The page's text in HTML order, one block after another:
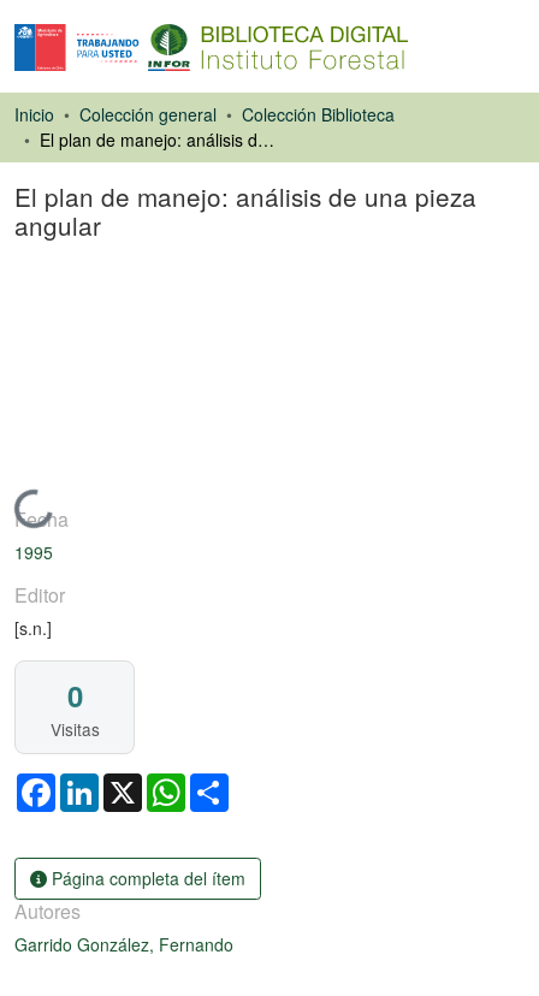
Inicio Colección general
Colección Biblioteca
El plan de manejo: análisis de una pieza angular
El plan de manejo: análisis de una pieza
angular
Cargando...
Fecha
1995
Editor
[s.n.]
0
Visitas
FacebookLinkedIn
X WhatsApp
Página completa del ítem
Autores
Garrido González, Fernando